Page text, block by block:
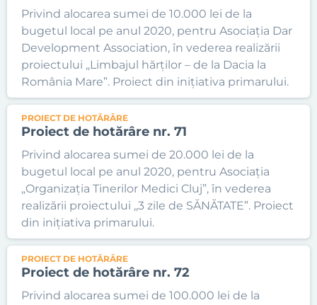
Privind alocarea sumei de 10.000 lei de la
bugetul local pe anul 2020, pentru Asociația Dar
Development Association, în vederea realizării
proiectului ,,Limbajul hărților – de la Dacia la
România Mare”. Proiect din inițiativa primarului.
PROIECT DE HOTĂRÂRE
Proiect de hotărâre nr. 71
Privind alocarea sumei de 20.000 lei de la
bugetul local pe anul 2020, pentru Asociația
„Organizația Tinerilor Medici Cluj”, în vederea
realizării proiectului ,,3 zile de SĂNĂTATE”. Proiect
din inițiativa primarului.
PROIECT DE HOTĂRÂRE
Proiect de hotărâre nr. 72
Privind alocarea sumei de 100.000 lei de la